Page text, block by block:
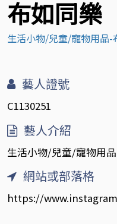
布如同樂
生活小物/兒童/寵物用品-
藝人證號
C1130251
藝人介紹
生活小物/兒童/寵物用
網站或部落格
https://